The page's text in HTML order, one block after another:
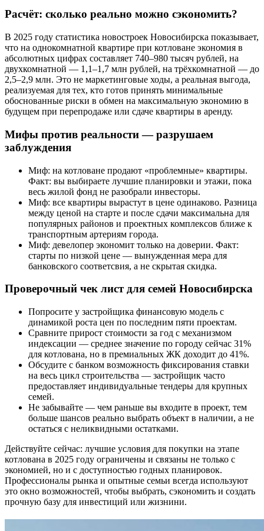
Расчёт: сколько реально можно сэкономить?
В 2025 году статистика новостроек Новосибирска показывает,
что на однокомнатной квартире при котловане экономия в
абсолютных цифрах составляет 740–980 тысяч рублей, на
двухкомнатной — 1,1–1,7 млн рублей, на трёхкомнатной — до
2,5–2,9 млн. Это не маркетинговые ходы, а реальная выгода,
реализуемая для тех, кто готов принять минимальные
обоснованные риски в обмен на максимальную экономию в
будущем при перепродаже или сдаче квартиры в аренду.
Мифы против реальности — разрушаем
заблуждения
Миф: на котловане продают «проблемные» квартиры.
Факт: вы выбираете лучшие планировки и этажи, пока
весь жилой фонд не разобрали инвесторы.
Миф: все квартиры вырастут в цене одинаково. Разница
между ценой на старте и после сдачи максимальна для
популярных районов и проектных комплексов ближе к
транспортным артериям города.
Миф: девелопер экономит только на доверии. Факт:
старты по низкой цене — вынужденная мера для
банковского соответсвия, а не скрытая скидка.
Проверочный чек лист для семей Новосибирска
Попросите у застройщика финансовую модель с
динамикой роста цен по последним пяти проектам.
Сравните прирост стоимости за год с механизмом
индексации — среднее значение по городу сейчас 31%
для котлована, но в премиальных ЖК доходит до 41%.
Обсудите с банком возможность фиксирования ставки
на весь цикл строительства — застройщик часто
предоставляет индивидуальные тендеры для крупных
семей.
Не забывайте — чем раньше вы входите в проект, тем
больше шансов реально выбрать объект в наличии, а не
остаться с неликвидными остатками.
Действуйте сейчас: лучшие условия для покупки на этапе
котлована в 2025 году ограничены и связаны не только с
экономией, но и с доступностью годных планировок.
Профессионалы рынка и опытные семьи всегда используют
это окно возможностей, чтобы выбрать, сэкономить и создать
прочную базу для инвестиций или жизнини.